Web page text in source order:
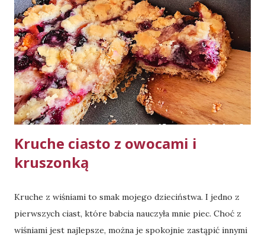
Celsjusza. Składniki: ok. 1,2 kg szynki wieprzowej 3 łyżki
oliwy 2 łyżki sosu sojowego 2 łyżki octu jabłkowego 2
łyżeczki papryki słodkiej mielonej (można użyć 1 łyżeczki
papryki wędzonej, zamiast 1 łyżeczki papryki słodkiej) 1
łyżeczka suszonej cebuli 1 łyżeczka suszonego czosnku 0,5
łyżeczki pieprzu czarnego 0,33 łyżeczki pieprzu białego
0,33 łyżeczki imbiru 2 średnie cebule ok. 200ml ...
Kruche ciasto z owocami i
kruszonką
Kruche z wiśniami to smak mojego dzieciństwa. I jedno z
pierwszych ciast, które babcia nauczyła mnie piec. Choć z
wiśniami jest najlepsze, można je spokojnie zastąpić innymi